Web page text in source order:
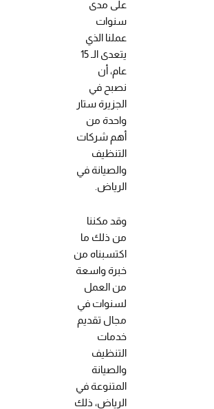
على مدى
سنوات
عملنا الذي
يتعدى الـ 15
عام، أن
نصبح في
الجزيرة ستار
واحدة من
أهم شركات
التنظيف
والصيانة في
الرياض.
وقد مكننا
من ذلك ما
اكتسبناه من
خبرة واسعة
من العمل
لسنوات في
مجال تقديم
خدمات
التنظيف
والصيانة
المتنوعة في
الرياض، ذلك